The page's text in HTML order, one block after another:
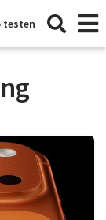
testen